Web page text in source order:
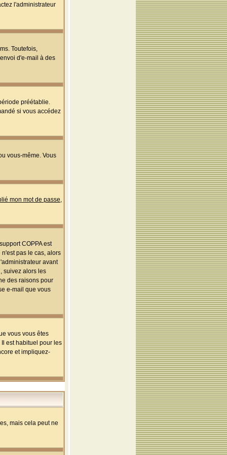
l'administrateur
Toutefois,
d'e-mail à des
préétablie.
si vous accédez
vous-même. Vous
mon mot de passe,
COPPA est
pas le cas, alors
avant
suivez alors les
des raisons pour
e-mail que vous
vous vous êtes
est habituel pour les
et impliquez-
mais cela peut ne